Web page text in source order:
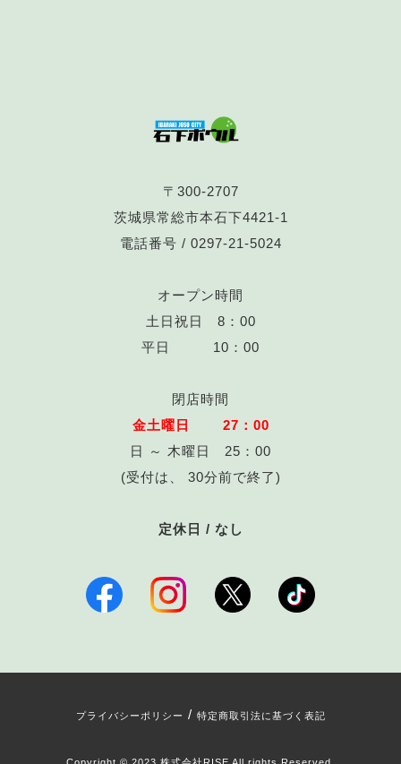
〒300-2707
茨城県常総市本石下4421-1
電話番号 / 0297-21-5024
オープン時間
土日祝日 8：00
平日 10：00
閉店時間
金土曜日 27：00
日 ～ 木曜日 25：00
(受付は、 30分前で終了)
定休日 / なし
プライバシーポリシー / 特定商取引法に基づく表記